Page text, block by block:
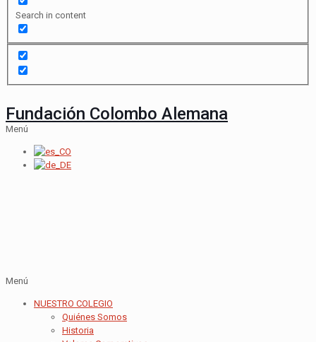
Search in content
Fundación Colombo Alemana
Menú
Menú
NUESTRO COLEGIO
Quiénes Somos
Historia